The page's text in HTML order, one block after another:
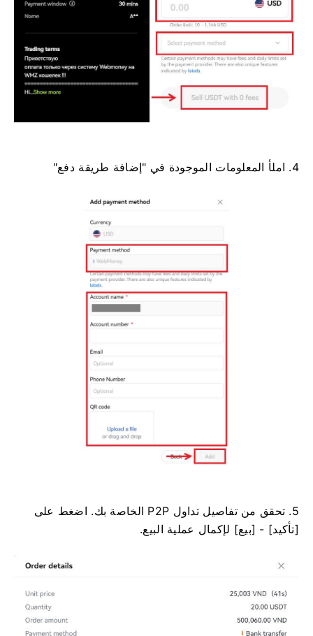
4. املأ المعلومات الموجودة في "إضافة طريقة دفع"
5. تحقق من تفاصيل تداول P2P الخاصة بك. اضغط على
[تأكيد] - [بيع] لإكمال عملية البيع.